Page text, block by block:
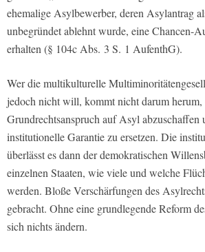
ehemalige Asylbewerber, deren Asylantrag
unbegründet ablehnt wurde, eine Chancen-
erhalten (§ 104c Abs. 3 S. 1 AufenthG).
Wer die multikulturelle
jedoch nicht will, kommt nicht darum
Grundrechtsanspruch auf Asyl abzuschaffen
institutionelle Garantie zu ersetzen. Die
überlässt es dann der demokratischen
einzelnen Staaten, wie viele und welche
werden. Bloße Verschärfungen des
gebracht. Ohne eine grundlegende Reform
sich nichts ändern.